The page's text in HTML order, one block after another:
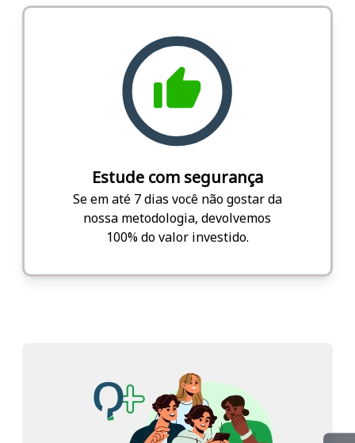
Estude com segurança
Se em até 7 dias você não gostar da
nossa metodologia, devolvemos
100% do valor investido.